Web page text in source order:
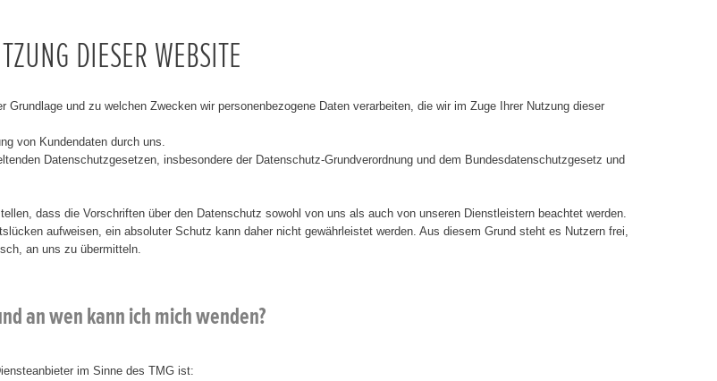
DIESER WEBSITE
und zu welchen Zwecken wir personenbezogene Daten verarbeiten, die wir im Zuge Ihrer Nutzung dieser
von Kundendaten durch uns.
Datenschutzgesetzen, insbesondere der Datenschutz-Grundverordnung und dem Bundesdatenschutzgesetz und
dass die Vorschriften über den Datenschutz sowohl von uns als auch von unseren Dienstleistern beachtet werden.
aufweisen, ein absoluter Schutz kann daher nicht gewährleistet werden. Aus diesem Grund steht es Nutzern frei,
an uns zu übermitteln.
an wen kann ich mich wenden?
im Sinne des TMG ist: